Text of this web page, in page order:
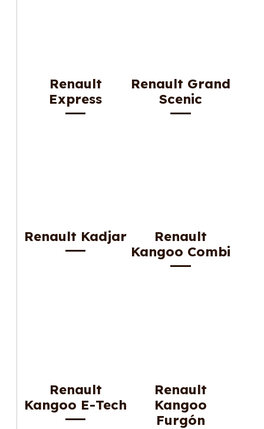
Renault
Express
Renault Grand
Scenic
Renault Kadjar
Renault
Kangoo Combi
Renault
Kangoo E-Tech
Renault
Kangoo
Furgón